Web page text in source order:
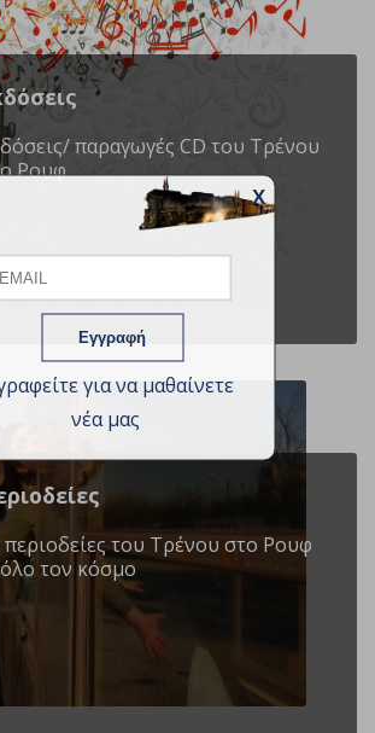
X
Name
για να μαθαίνετε
νέα μας
παραγωγές CD του Τρένου
Ρουφ
περιοδείες του Τρένου στο Ρουφ
τον κόσμο